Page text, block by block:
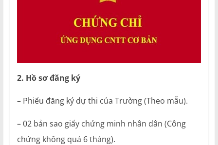
2. Hồ sơ đăng ký
– Phiếu đăng ký dự thi của Trường (Theo mẫu).
– 02 bản sao giấy chứng minh nhân dân (Công
chứng không quá 6 tháng).